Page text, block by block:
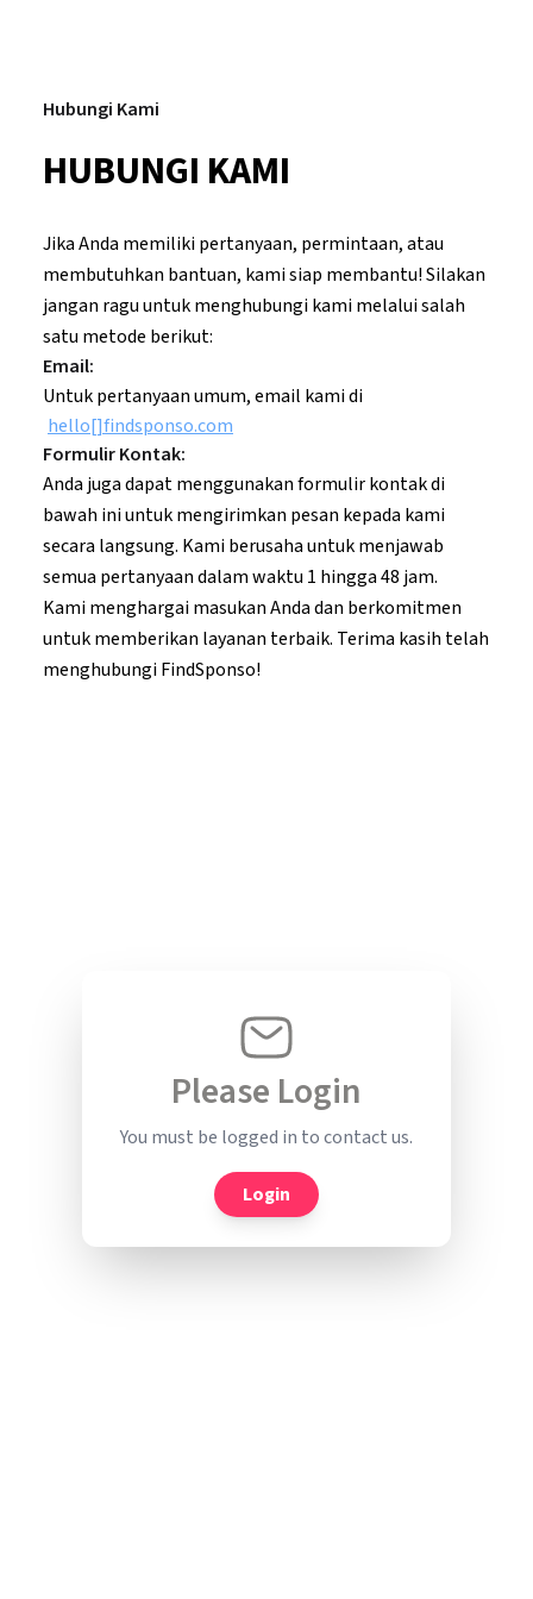
Hubungi Kami
HUBUNGI KAMI
Jika Anda memiliki pertanyaan, permintaan, atau
membutuhkan bantuan, kami siap membantu! Silakan
jangan ragu untuk menghubungi kami melalui salah
satu metode berikut:
Email:
Untuk pertanyaan umum, email kami di
hello[]findsponso.com
Formulir Kontak:
Anda juga dapat menggunakan formulir kontak di
bawah ini untuk mengirimkan pesan kepada kami
secara langsung. Kami berusaha untuk menjawab
semua pertanyaan dalam waktu 1 hingga 48 jam.
Kami menghargai masukan Anda dan berkomitmen
untuk memberikan layanan terbaik. Terima kasih telah
menghubungi FindSponso!
Please Login
You must be logged in to contact us.
Login